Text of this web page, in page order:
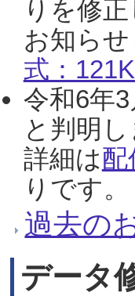
りを修
お知ら
式：
令和6年
と判明
詳細は配
りです。
過去の
データ